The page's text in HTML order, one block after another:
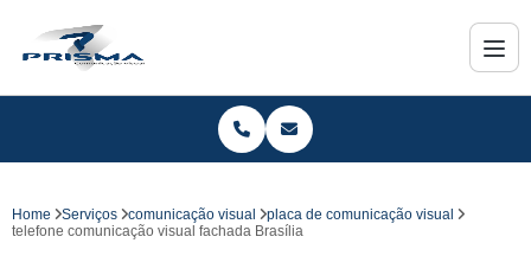
Home Serviços comunicação visual
placa de comunicação visual
telefone comunicação visual fachada Brasília